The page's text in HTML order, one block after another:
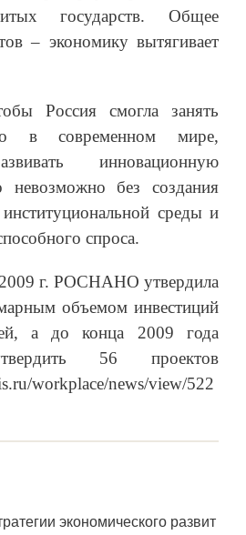
государств. Общее
– экономику вытягивает
Россия смогла занять
в современном мире,
инновационную
невозможно без создания
среды и
спроса.
г. РОСНАНО утвердила
объемом инвестиций
а до конца 2009 года
56 проектов
workplace/news/view/522
экономического развит